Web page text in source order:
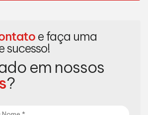
e faça uma
sucesso!
em nossos
?